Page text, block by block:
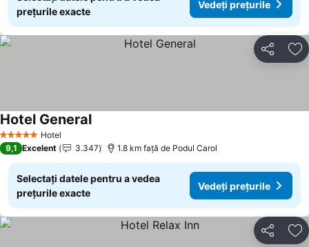
prețurile exacte
Vedeți prețurile
Distribuiți
5 Stele Hotel
Hotel General
9,1 Excelent 3.347 1.8 km faţă de Podul Carol
Selectați datele pentru a vedea
prețurile exacte
Vedeți prețurile
Distribuiți